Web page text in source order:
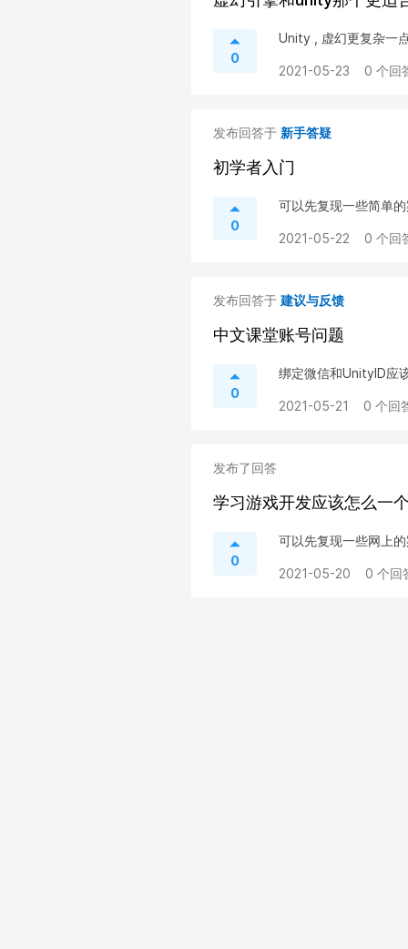
0
Unity , 虚幻更复杂一
2021-05-23 0 个回
发布回答于 新手答疑
初学者入门
0
可以先复现一些简单
2021-05-22 0 个回
发布回答于 建议与反馈
中文课堂账号问题
0
绑定微信和UnityID应
2021-05-21 0 个回
发布了回答
学习游戏开发应该怎么一
0
可以先复现一些网上
2021-05-20 0 个回